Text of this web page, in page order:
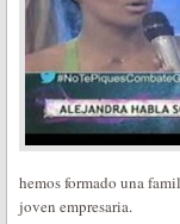
hemos formado una
joven empresaria.